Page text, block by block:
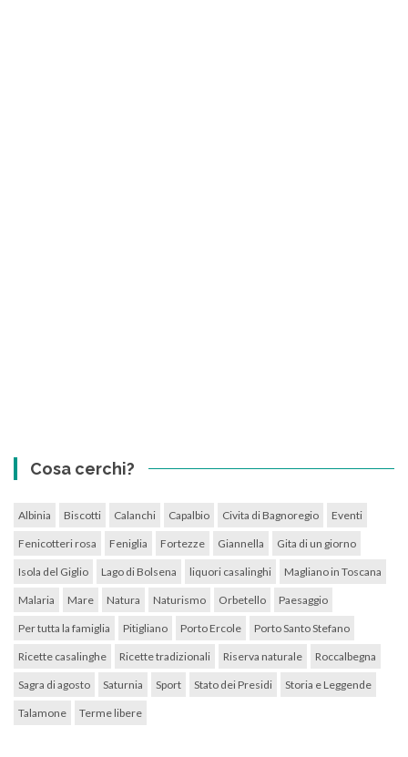
Cosa cerchi?
Albinia Biscotti Calanchi Capalbio Civita di Bagnoregio Eventi
Fenicotteri rosa Feniglia Fortezze Giannella Gita di un giorno
Isola del Giglio Lago di Bolsena liquori casalinghi Magliano in Toscana
Malaria Mare Natura Naturismo Orbetello Paesaggio
Per tutta la famiglia Pitigliano Porto Ercole Porto Santo Stefano
Ricette casalinghe Ricette tradizionali Riserva naturale Roccalbegna
Sagra di agosto Saturnia Sport Stato dei Presidi Storia e Leggende
Talamone Terme libere